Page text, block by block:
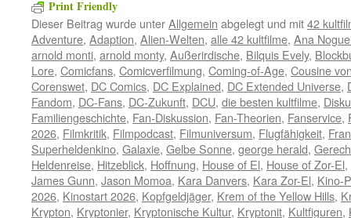
Print Friendly
Dieser Beitrag wurde unterAllgemein abgelegt und mit42
Adventure, Adaption, Alien-Welten, alle 42 kultfilme, Ana
arnold monti, arnold monty, Außerirdische, Bilquis Evely,
Lore, Comicfans, Comicverfilmung, Coming-of-Age, Cousine
Corenswet, DC Comics, DC Explained, DC Extended Universe,
Fandom, DC-Fans, DC-Zukunft, DCU, die besten kultfilme,
Familiengeschichte, Fan-Diskussion, Fan-Theorien, Fanservice,
2026, Filmkritik, Filmpodcast, Filmuniversum, Flugfähigkeit,
Superheldenkino, Galaxie, Gelbe Sonne, george herald,
Heldenreise, Hitzeblick, Hoffnung, House of El, House of Zor-El,
James Gunn, Jason Momoa, Kara Danvers, Kara Zor-El, Kino-
2026, Kinostart 2026, Kopfgeldjäger, Krem of the Yellow Hills,
Krypton, Kryptonier, Kryptonische Kultur, Kryptonit, Kultfiguren,